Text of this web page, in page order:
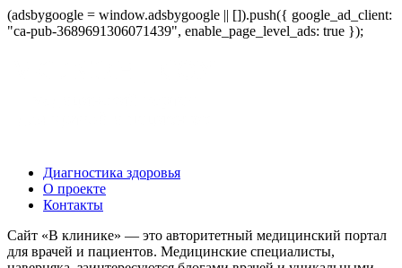
(adsbygoogle = window.adsbygoogle || []).push({ google_ad_client:
"ca-pub-3689691306071439", enable_page_level_ads: true });
Диагностика здоровья
О проекте
Контакты
Сайт «В клинике» — это авторитетный медицинский портал
для врачей и пациентов. Медицинские специалисты,